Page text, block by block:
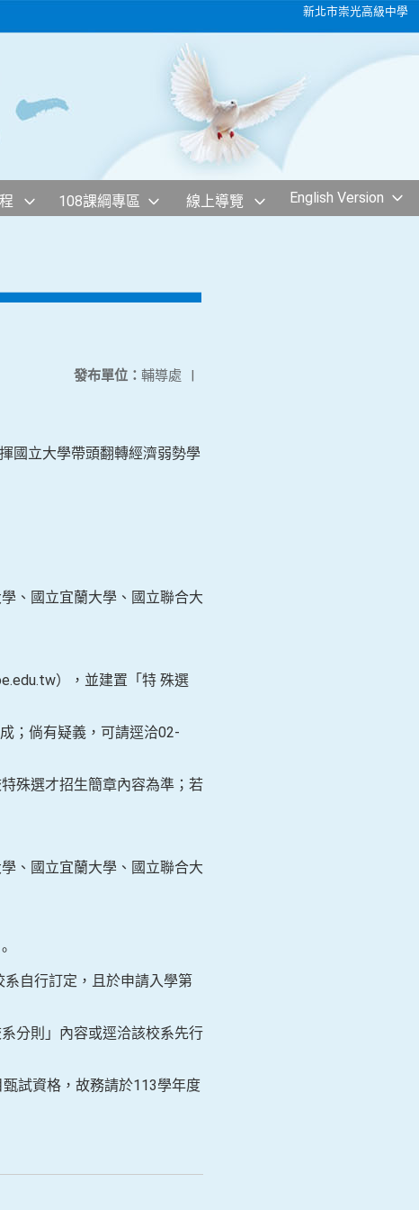
新北市崇光高級中學
108課綱專區 線上導覽 English Version
發布單位： 輔導處 |
國立大學帶頭翻轉經濟弱勢學
國立宜蘭大學、國立聯合大
），並建置「特 殊選
倘有疑義，可請逕洽02-
選才招生簡章內容為準；若
國立宜蘭大學、國立聯合大
自行訂定，且於申請入學第
則」內容或逕洽該校系先行
資格，故務請於113學年度